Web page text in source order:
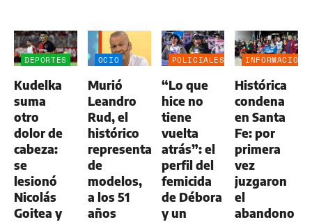
DEPORTES
Kudelka
suma
otro
dolor de
cabeza:
se
lesionó
Nicolás
Goitea y
OCIO
Murió
Leandro
Rud, el
histórico
representante
de
modelos,
a los 51
años
POLICIALES
“Lo que
hice no
tiene
vuelta
atrás”: el
perfil del
femicida
de Débora
y un
INFORMACIÓN
Histórica
condena
en Santa
Fe: por
primera
vez
juzgaron
el
abandono